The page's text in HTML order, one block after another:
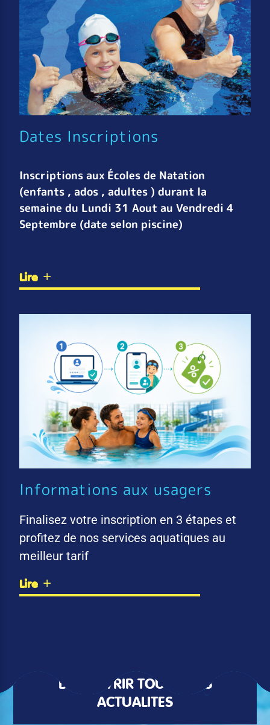
Dates Inscriptions
Inscriptions aux Écoles de Natation
(enfants , ados , adultes ) durant la
semaine du Lundi 31 Aout au Vendredi 4
Septembre (date selon piscine)
Lire
Informations aux usagers
Finalisez votre inscription en 3 étapes et
profitez de nos services aquatiques au
meilleur tarif
Lire
DÉCOUVRIR TOUTES LES
ACTUALITÉS